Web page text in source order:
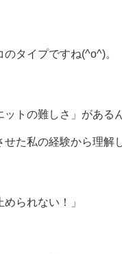
タイプですね(^o^)。
ットの難しさ」がある
せた私の経験から理解
められない！」